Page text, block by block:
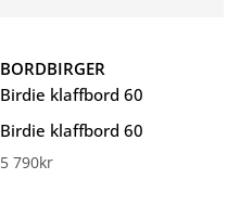
BORDBIRGER
Birdie klaffbord 60
Birdie klaffbord 60
5 790kr